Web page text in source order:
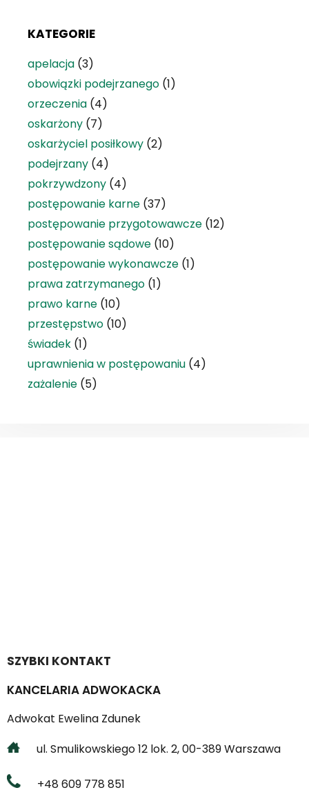
KATEGORIE
apelacja (3)
obowiązki podejrzanego (1)
orzeczenia (4)
oskarżony (7)
oskarżyciel posiłkowy (2)
podejrzany (4)
pokrzywdzony (4)
postępowanie karne (37)
postępowanie przygotowawcze (12)
postępowanie sądowe (10)
postępowanie wykonawcze (1)
prawa zatrzymanego (1)
prawo karne (10)
przestępstwo (10)
świadek (1)
uprawnienia w postępowaniu (4)
zażalenie (5)
SZYBKI KONTAKT
KANCELARIA ADWOKACKA
Adwokat Ewelina Zdunek
ul. Smulikowskiego 12 lok. 2, 00-389 Warszawa
+48 609 778 851